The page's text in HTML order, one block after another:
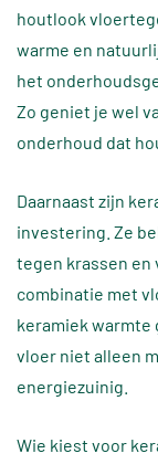
houtlook
warme en
het
Zo geniet je wel
onderhoud dat
Daarnaast zijn
investering. Ze
tegen krassen en
combinatie met
keramiek warmte
vloer niet alleen
energiezuinig.
Wie kiest voor